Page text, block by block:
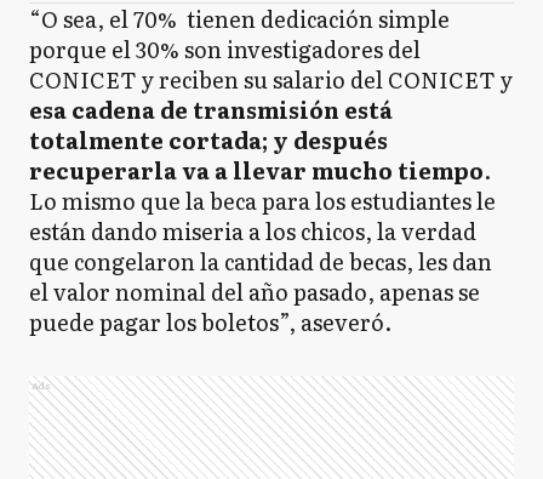
“O sea, el 70% tienen dedicación simple
porque el 30% son investigadores del
CONICET y reciben su salario del CONICET y
esa cadena de transmisión está
totalmente cortada; y después
recuperarla va a llevar mucho tiempo.
Lo mismo que la beca para los estudiantes le
están dando miseria a los chicos, la verdad
que congelaron la cantidad de becas, les dan
el valor nominal del año pasado, apenas se
puede pagar los boletos”, aseveró.
Ads